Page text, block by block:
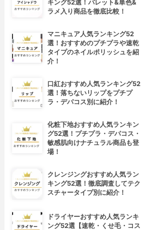
キング52選！パレット&単色&
ラメ入り商品を徹底比較！
マニキュア人気ランキング52
選！おすすめのプチプラや速乾
タイプのネイルポリッシュを紹
介！
口紅おすすめ人気ランキング52
選！落ちないリップをプチプ
ラ・デパコス別に紹介！
化粧下地おすすめ人気ランキン
グ52選！プチプラ・デパコス・
敏感肌向けナチュラル商品も登
場！
クレンジングおすすめ人気ラン
キング52選！徹底調査してテク
スチャータイプ別に紹介！
ドライヤーおすすめ人気ランキ
ング52選【速乾・くせ毛・コス